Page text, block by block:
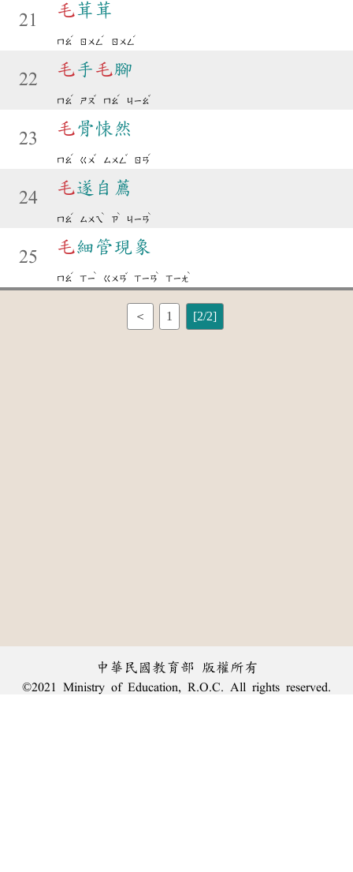
21
毛茸茸
ㄇㄠ
ˊ
ㄖㄨㄥ
ˊ
ㄖㄨㄥ
ˊ
22
毛手 毛腳
ㄇㄠ
ˊ
ㄕㄡ
ˇ
ㄇㄠ
ˊ
ㄐㄧㄠ
ˇ
23
毛骨悚然
ㄇㄠ
ˊ
ㄍㄨ
ˇ
ㄙㄨㄥ
ˇ
ㄖㄢ
ˊ
24
毛遂自薦
ㄇㄠ
ˊ
ㄙㄨㄟ
ˋ
ㄗ
ˋ
ㄐㄧㄢ
ˋ
25
毛細管現象
ㄇㄠ
ˊ
ㄒㄧ
ˋ
ㄍㄨㄢ
ˇ
ㄒㄧㄢ
ˋ
ㄒㄧㄤ
ˋ
＜ 1 [2/2]
中華民國教育部 版權所有
©2021 Ministry of Education, R.O.C. All rights reserved.